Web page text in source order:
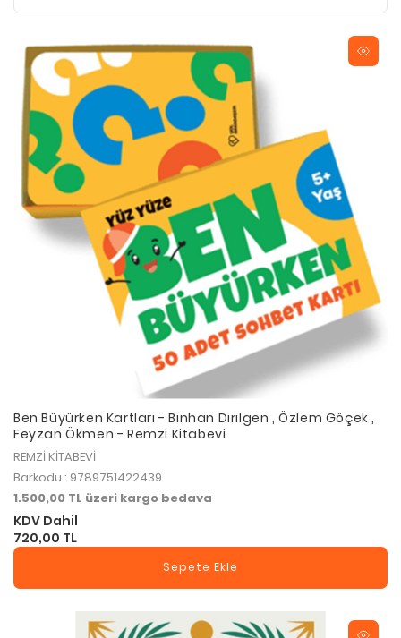
Ben Büyürken Kartları - Binhan Dirilgen , Özlem Göçek ,
Feyzan Ökmen - Remzi Kitabevi
REMZİ KİTABEVİ
Barkodu : 9789751422439
1.500,00 TL üzeri kargo bedava
KDV Dahil
720,00 TL
Sepete Ekle